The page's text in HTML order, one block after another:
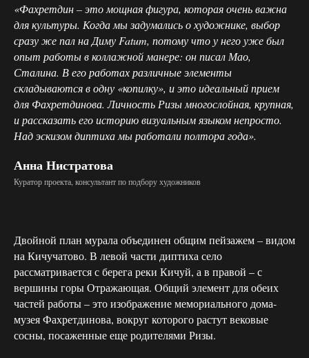
«Фахретдин – это мощная фигура, которая очень важна
для культуры. Когда мы задумались о художнике, выбор
сразу же пал на Диму Fatum, потому что у него уже был
опыт работы в коллажной манере: он писал Мао,
Сталина. В его работах различные элементы
складываются в одну «копилку», и это идеальный прием
для Фахретдинова. Личность Ризы многослойная, крупная,
и рассказать его историю визуальным языком непросто.
Над эскизом диптиха мы работали полтора года».
Анна Нистратова
Куратор проекта, консультант по подбору художников
Двойной план мурала объединен общим пейзажем – видом
на Кичучатово. В левой части диптиха село
рассматривается с берега реки Кичуй, а в правой – с
вершины горы Отражающая. Общий элемент для обеих
частей работы – это изображение мемориального дома-
музея Фахретдинова, вокруг которого растут вековые
сосны, посаженные еще родителями Ризы.